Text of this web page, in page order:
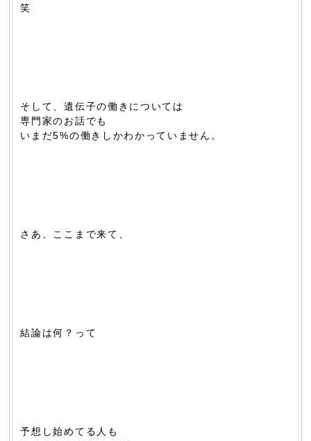
笑
そして、遺伝子の働きについては
専門家のお話でも
いまだ5%の働きしかわかっていません。
さあ、ここまで来て、
結論は何？って
予想し始めてる人も